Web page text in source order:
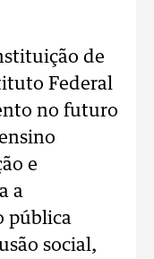
de
Federal
no futuro
e
a
pública
social,